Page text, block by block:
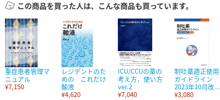
この商品を買った人は、こんな商品も買っています。
重症患者管理マ
ニュアル
¥7,150
レジデントのた
めの これだけ
輸液
¥4,620
ICU/CCUの薬の
考え方，使い方
ver.2
¥7,040
制吐薬適正使用
ガイドライン
2023年10月改...
¥3,080